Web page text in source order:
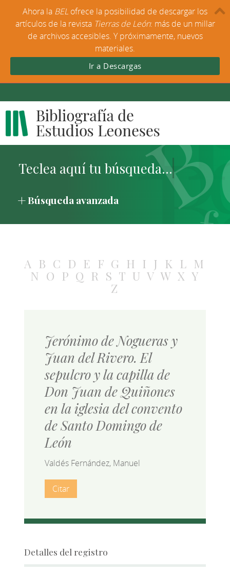
Búsqueda avanzada
A B C D E F G H I J K L M
N O P Q R S T U V W X Y
Z
Jerónimo de Nogueras y
Juan del Rivero. El
sepulcro y la capilla de
Don Juan de Quiñones
en la iglesia del convento
de Santo Domingo de
León
Valdés Fernández, Manuel
Citar
Detalles del registro
Ahora la BEL ofrece la posibilidad de descargar los
artículos de la revista Tierras de León: más de un millar
de archivos accesibles. Y próximamente, nuevos
materiales.
Ir a Descargas